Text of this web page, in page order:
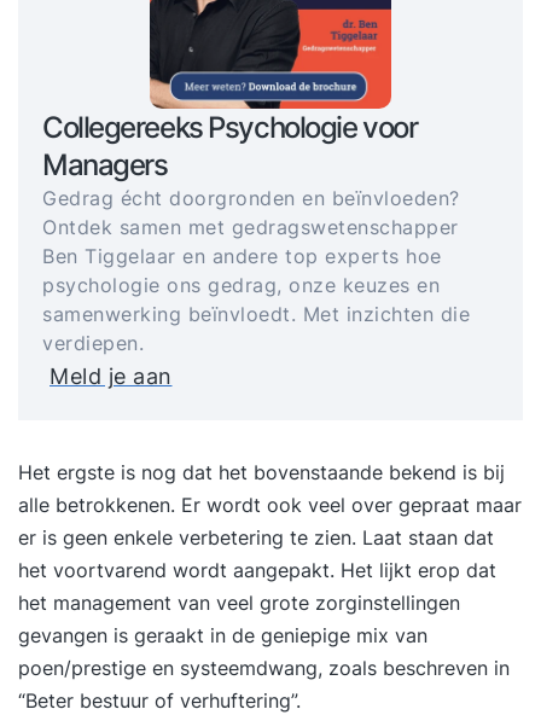
Collegereeks Psychologie voor
Managers
Gedrag écht doorgronden en beïnvloeden?
Ontdek samen met gedragswetenschapper
Ben Tiggelaar en andere top experts hoe
psychologie ons gedrag, onze keuzes en
samenwerking beïnvloedt. Met inzichten die
verdiepen.
Meld je aan
Het ergste is nog dat het bovenstaande bekend is bij
alle betrokkenen. Er wordt ook veel over gepraat maar
er is geen enkele verbetering te zien. Laat staan dat
het voortvarend wordt aangepakt. Het lijkt erop dat
het management van veel grote zorginstellingen
gevangen is geraakt in de geniepige mix van
poen/prestige en systeemdwang, zoals beschreven in
“Beter bestuur of verhuftering”.